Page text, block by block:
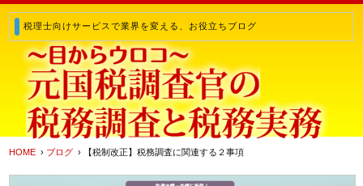
税理士向けサービスで業界を変える、お役立ちブログ
HOME › ブログ › 【税制改正】税務調査に関連する２事項